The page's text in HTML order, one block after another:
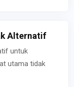
Alternatif
untuk
utama tidak